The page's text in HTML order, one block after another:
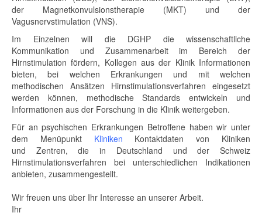
der Magnetkonvulsionstherapie (MKT) und der
Vagusnervstimulation (VNS).
Im Einzelnen will die DGHP die wissenschaftliche
Kommunikation und Zusammenarbeit im Bereich der
Hirnstimulation fördern, Kollegen aus der Klinik Informationen
bieten, bei welchen Erkrankungen und mit welchen
methodischen Ansätzen Hirnstimulationsverfahren eingesetzt
werden können, methodische Standards entwickeln und
Informationen aus der Forschung in die Klinik weitergeben.
Für an psychischen Erkrankungen Betroffene haben wir unter
dem Menüpunkt Kliniken Kontaktdaten von Kliniken
und Zentren, die in Deutschland und der Schweiz
Hirnstimulationsverfahren bei unterschiedlichen Indikationen
anbieten, zusammengestellt.
Wir freuen uns über Ihr Interesse an unserer Arbeit.
Ihr